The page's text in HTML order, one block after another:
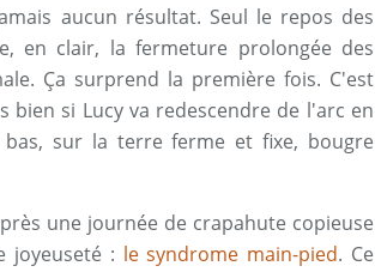
aucun résultat. Seul le repos des
en clair, la fermeture prolongée des
Ça surprend la première fois. C'est
si Lucy va redescendre de l'arc en
sur la terre ferme et fixe, bougre
une journée de crapahute copieuse
joyeuseté : le syndrome main-pied. Ce